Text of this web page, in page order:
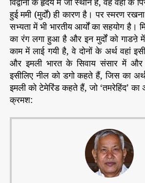
हुई ममी (मुर्दों) ही कारण है। पर स्मरण
सभ्यता में भी भारतीय आर्यों का सहयोग है।
का रंग लगा हुआ है और इन मुर्दों को गाडऩे
काम में लाई गयी है, वे दोनों के अर्थ वहां
और इमली भारत के सिवाय संसार में और
इसीलिए नील को डगो कहते हैं, जिस का
इमली को टेमेरिंड कहते हैं, जो ‘तमरेहिंद’
क्रमश: